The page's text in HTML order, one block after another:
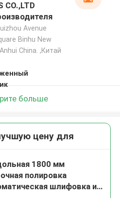
CO.,LTD
Avenue
Binhu New
China. ,Китай
больше
цену для
1800 мм
полировка
шлифовка и